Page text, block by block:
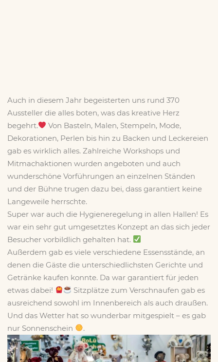
Auch in diesem Jahr begeisterten uns rund 370
Aussteller die alles boten, was das kreative Herz
begehrt.
Von Basteln, Malen, Stempeln, Mode,
Dekorationen, Perlen bis hin zu Backen und Leckereien
gab es wirklich alles. Zahlreiche Workshops und
Mitmachaktionen wurden angeboten und auch
wunderschöne Vorführungen an einzelnen Ständen
und der Bühne trugen dazu bei, dass garantiert keine
Langeweile herrschte.
Super war auch die Hygieneregelung in allen Hallen! Es
war ein sehr gut umgesetztes Konzept an das sich jeder
Besucher vorbildlich gehalten hat.
Außerdem gab es viele verschiedene Essensstände, an
denen die Gäste die unterschiedlichsten Gerichte und
Getränke kaufen konnte. Da war garantiert für jeden
etwas dabei!
Sitzplätze zum Verschnaufen gab es
ausreichend sowohl im Innenbereich als auch draußen.
Und das Wetter hat so wunderbar mitgespielt – es gab
nur Sonnenschein
.